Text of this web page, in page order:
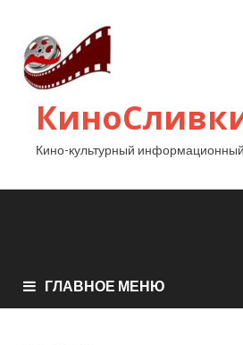
Кино-культурный
ГЛАВНОЕ МЕНЮ